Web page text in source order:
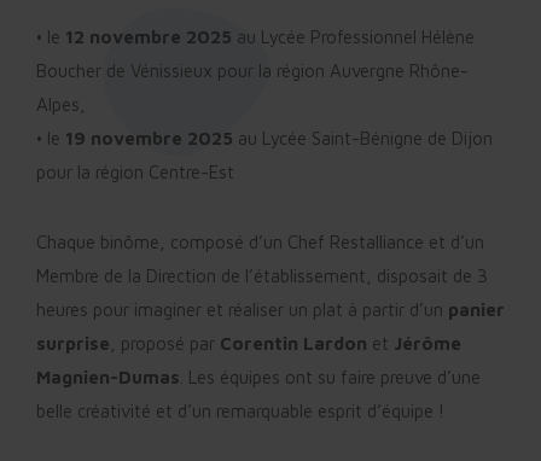
• le 12 novembre 2025 au Lycée Professionnel Hélène
Boucher de Vénissieux pour la région Auvergne Rhône-
Alpes,
• le 19 novembre 2025 au Lycée Saint-Bénigne de Dijon
pour la région Centre-Est
Chaque binôme, composé d’un Chef Restalliance et d’un
Membre de la Direction de l’établissement, disposait de 3
heures pour imaginer et réaliser un plat à partir d’un panier
surprise , proposé par Corentin Lardon et Jérôme
Magnien-Dumas . Les équipes ont su faire preuve d’une
belle créativité et d’un remarquable esprit d’équipe !